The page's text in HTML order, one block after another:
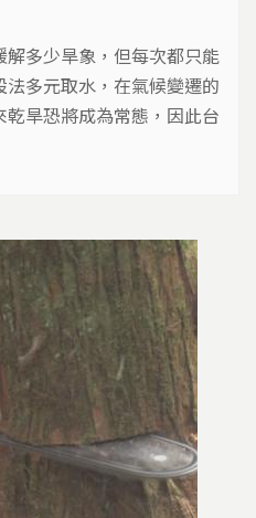
多少旱象，但每次都只能
多元取水，在氣候變遷的
旱恐將成為常態，因此台
全面的思考？